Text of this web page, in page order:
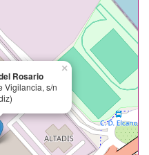
Rosario
Vigilancia, s/n
×